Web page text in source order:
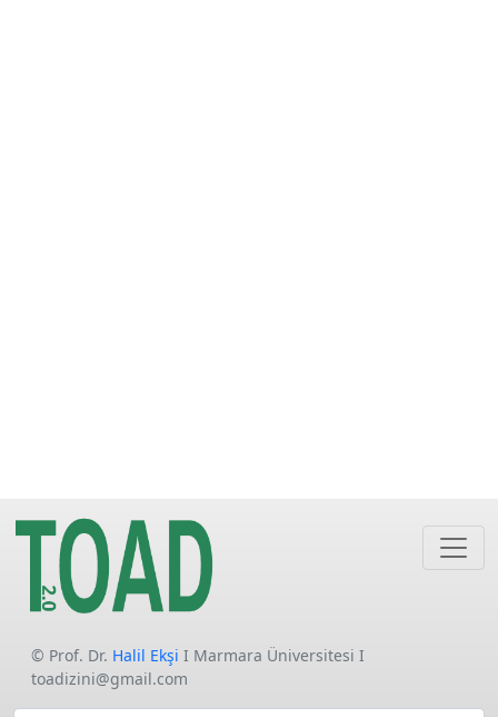
© Prof. Dr. Halil Ekşi I Marmara Üniversitesi I
toadizini@gmail.com